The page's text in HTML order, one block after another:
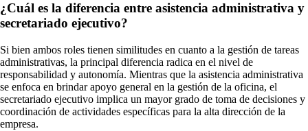
¿Cuál es la diferencia entre asistencia administrativa y
secretariado ejecutivo?
Si bien ambos roles tienen similitudes en cuanto a la gestión de tareas
administrativas, la principal diferencia radica en el nivel de
responsabilidad y autonomía. Mientras que la asistencia administrativa
se enfoca en brindar apoyo general en la gestión de la oficina, el
secretariado ejecutivo implica un mayor grado de toma de decisiones y
coordinación de actividades específicas para la alta dirección de la
empresa.